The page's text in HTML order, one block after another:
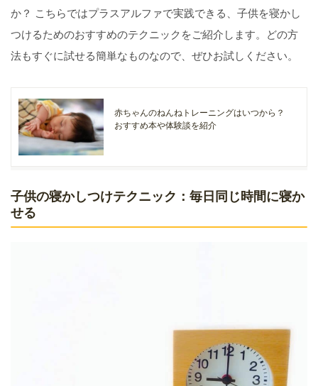
か？ こちらではプラスアルファで実践できる、子供を寝かし
つけるためのおすすめのテクニックをご紹介します。どの方
法もすぐに試せる簡単なものなので、ぜひお試しください。
赤ちゃんのねんねトレーニングはいつから？
おすすめ本や体験談を紹介
子供の寝かしつけテクニック：毎日同じ時間に寝か
せる